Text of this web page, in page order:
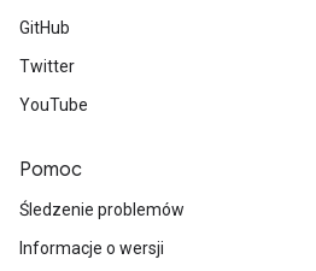
GitHub
Twitter
YouTube
Pomoc
Śledzenie problemów
Informacje o wersji